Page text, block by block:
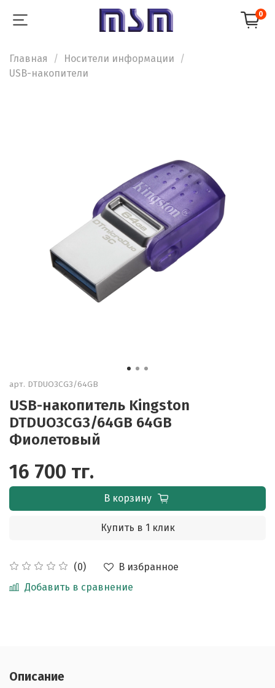
0
Главная
Носители информации
USB-накопители
арт. DTDUO3CG3/64GB
USB-накопитель Kingston
DTDUO3CG3/64GB 64GB
Фиолетовый
(0)
В избранное
Добавить в сравнение
16 700 тг.
В корзину
Купить в 1 клик
Описание